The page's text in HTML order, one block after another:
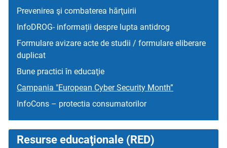
Prevenirea şi combaterea hărţuirii
InfoDROG- informații despre lupta antidrog
Formulare avizare acte de studii / formulare eliberare
duplicat
Bune practici în educaţie
Campania "European Cyber Security Month”
InfoCons – protectia consumatorilor
Resurse educaţionale (RED)